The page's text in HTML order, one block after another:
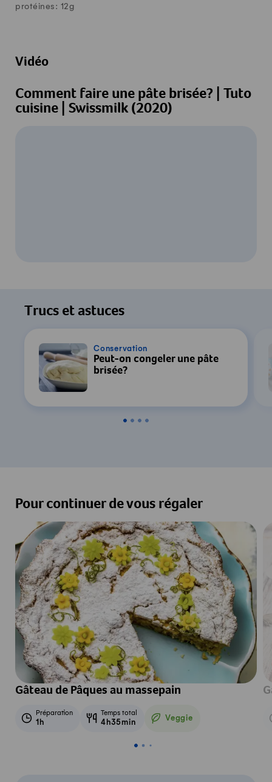
protéines: 12g
Vidéo
Comment faire une pâte brisée? | Tuto
cuisine | Swissmilk (2020)
consentement au traitement des données
par YouTube est requis. Pour plus de
confidentialité
Accepter & Afficher
Trucs et astuces
Conservation
Peut-on congeler une pâte
brisée?
Pour continuer de vous régaler
Gâteau de Pâques au massepain
Préparation
1h
Temps total
4h35min Veggie
Veggie